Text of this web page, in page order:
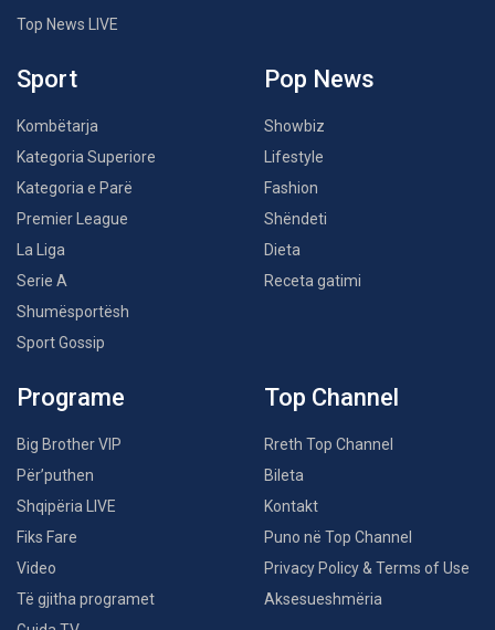
Top News LIVE
Sport
Kombëtarja
Kategoria Superiore
Kategoria e Parë
Premier League
La Liga
Serie A
Shumësportësh
Sport Gossip
Pop News
Showbiz
Lifestyle
Fashion
Shëndeti
Dieta
Receta gatimi
Programe
Big Brother VIP
Për’puthen
Shqipëria LIVE
Fiks Fare
Video
Të gjitha programet
Top Channel
Rreth Top Channel
Bileta
Kontakt
Puno në Top Channel
Privacy Policy & Terms of Use
Aksesueshmëria